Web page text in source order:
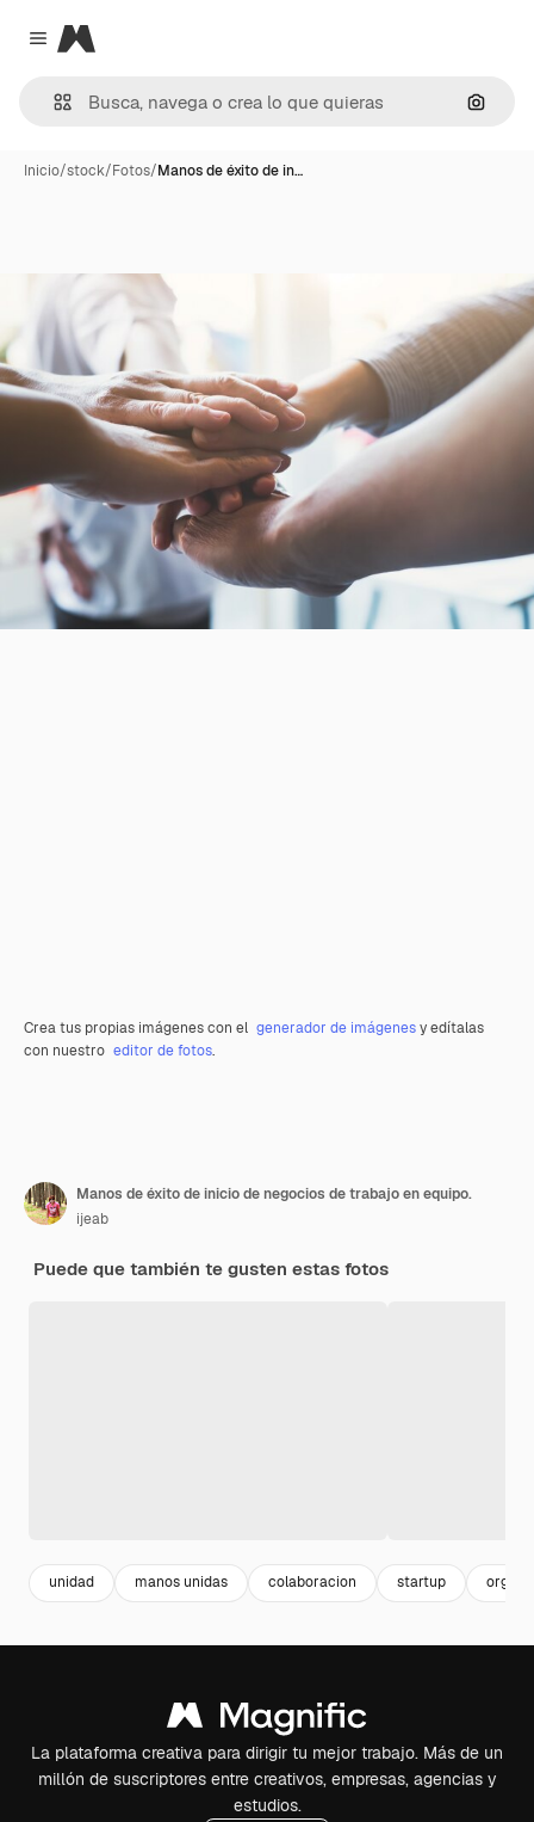
Close menu
Magnific
Inicio/stock/Fotos/Manos de éxito de in…
Crea tus propias imágenes con el generador de imágenesy edítalas
con nuestro editor de fotos.
Manos de éxito de inicio de negocios de trabajo en equipo.
ijeab
Puede que también te gusten estas fotos
unidad manos unidas colaboracion startup
La plataforma creativa para dirigir tu mejor trabajo. Más de un
millón de suscriptores entre creativos, empresas, agencias y
estudios.